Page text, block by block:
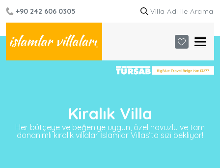
+90 242 606 0305
Kiralık Villa
Her bütçeye ve beğeniye uygun, özel havuzlu ve tam
donanımlı kiralık villalar İslamlar Villas’ta sizi bekliyor!